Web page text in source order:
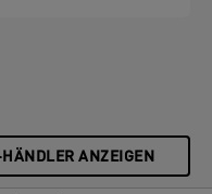
ANZEIGEN